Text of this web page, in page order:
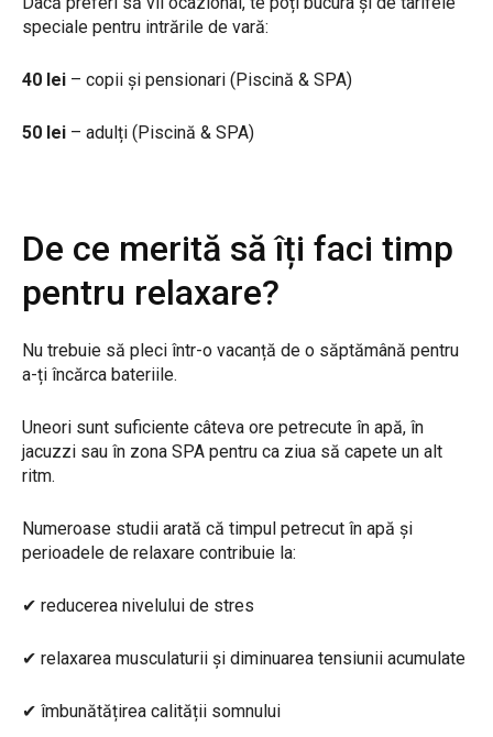
speciale pentru intrările de vară:
40 lei – copii și pensionari (Piscină & SPA)
50 lei – adulți (Piscină & SPA)
De ce merită să îți faci timp
pentru relaxare?
Nu trebuie să pleci într-o vacanță de o săptămână pentru
a-ți încărca bateriile.
Uneori sunt suficiente câteva ore petrecute în apă, în
jacuzzi sau în zona SPA pentru ca ziua să capete un alt
ritm.
Numeroase studii arată că timpul petrecut în apă și
perioadele de relaxare contribuie la:
✔ reducerea nivelului de stres
✔ relaxarea musculaturii și diminuarea tensiunii acumulate
✔ îmbunătățirea calității somnului